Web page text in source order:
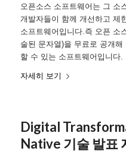
오픈소스 소프트웨어는 그 소
개발자들이 함께 개선하고 제
소프트웨어입니다.즉 오픈 소
술된 문자열)을 무료로 공개
할 수 있는 소프트웨어입니다.
자세히 보기
Digital
Native 기술 발표